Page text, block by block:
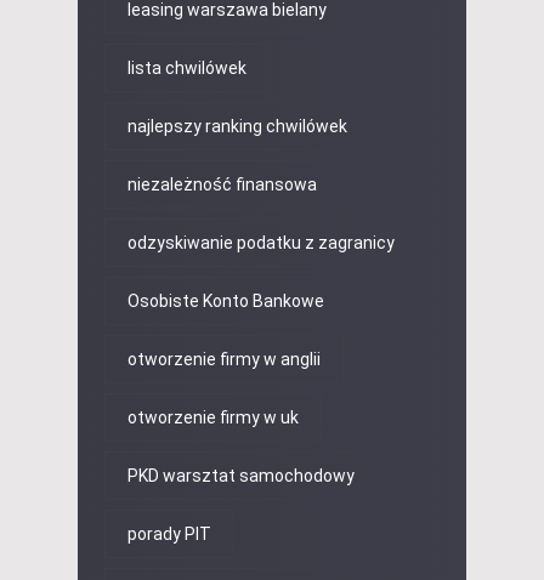
leasing warszawa bielany
lista chwilówek
najlepszy ranking chwilówek
niezależność finansowa
odzyskiwanie podatku z zagranicy
Osobiste Konto Bankowe
otworzenie firmy w anglii
otworzenie firmy w uk
PKD warsztat samochodowy
porady PIT